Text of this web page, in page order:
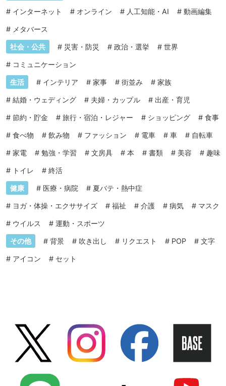
# インターネット # オンライン # 人工知能・AI # 動画編集
# メタバース
社会・公共 # 災害・防災 # 政治・選挙 # 世界
# コミュニケーション
生活 # インテリア # 家事 # 街並み # 家族
# 結婚・ウェディング # 夫婦・カップル # 出産・育児
# 節約・貯金 # 旅行・宿泊・レジャー # ショッピング # 食事
# 食べ物 # 飲み物 # ファッション # 電車 # 車 # 自転車
# 家電 # 勉強・学習 # 文房具 # 本 # 書類 # 美容 # 趣味
# トイレ # 終活
健康 # 医療・病院 # 夏バテ・熱中症
# ヨガ・体操・エクササイズ # 福祉 # 介護 # 病気 # マスク
# ウイルス # 運動・スポーツ
その他 # 背景 # 吹き出し # リクエスト # POP # 文字
# アイコン # セット